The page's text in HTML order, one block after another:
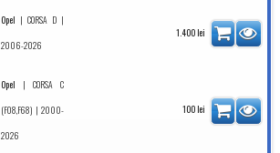
Opel | CORSA D |
2006-2026
1.400 lei
Opel |CORSA C
(F08,F68) | 2000-
2026
100 lei